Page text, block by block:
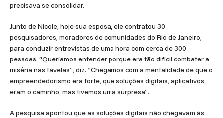
precisava se consolidar.
Junto de Nicole, hoje sua esposa, ele contratou 30
pesquisadores, moradores de comunidades do Rio de Janeiro,
para conduzir entrevistas de uma hora com cerca de 300
pessoas. “Queríamos entender porque era tão difícil combater a
miséria nas favelas”, diz. “Chegamos com a mentalidade de que o
empreendedorismo era forte, que soluções digitais, aplicativos,
eram o caminho, mas tivemos uma surpresa”.
A pesquisa apontou que as soluções digitais não chegavam às